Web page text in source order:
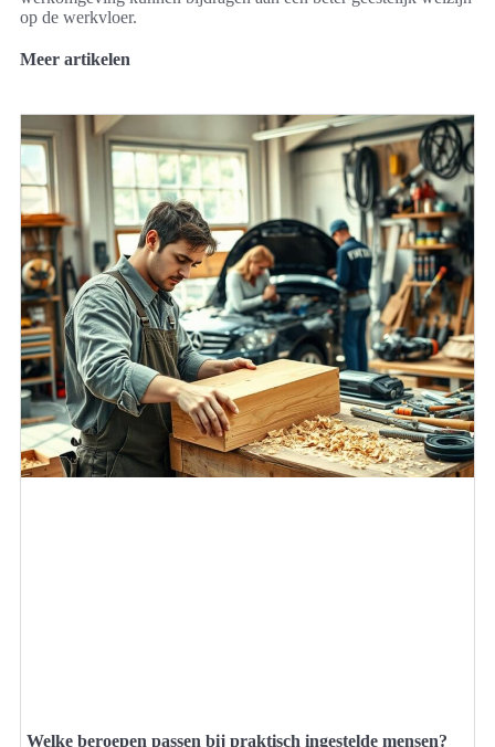
op de werkvloer.
Meer artikelen
Welke beroepen passen bij praktisch ingestelde mensen?